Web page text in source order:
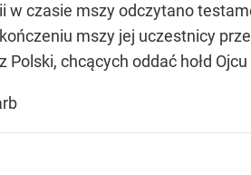
w czasie mszy odczytano
mszy jej uczestnicy
Polski, chcących oddać hołd